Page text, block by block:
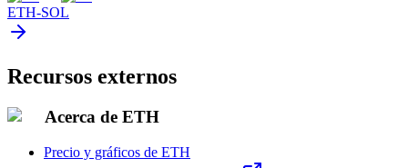
ETH-SOL
Recursos externos
Acerca de ETH
Precio y gráficos de ETH